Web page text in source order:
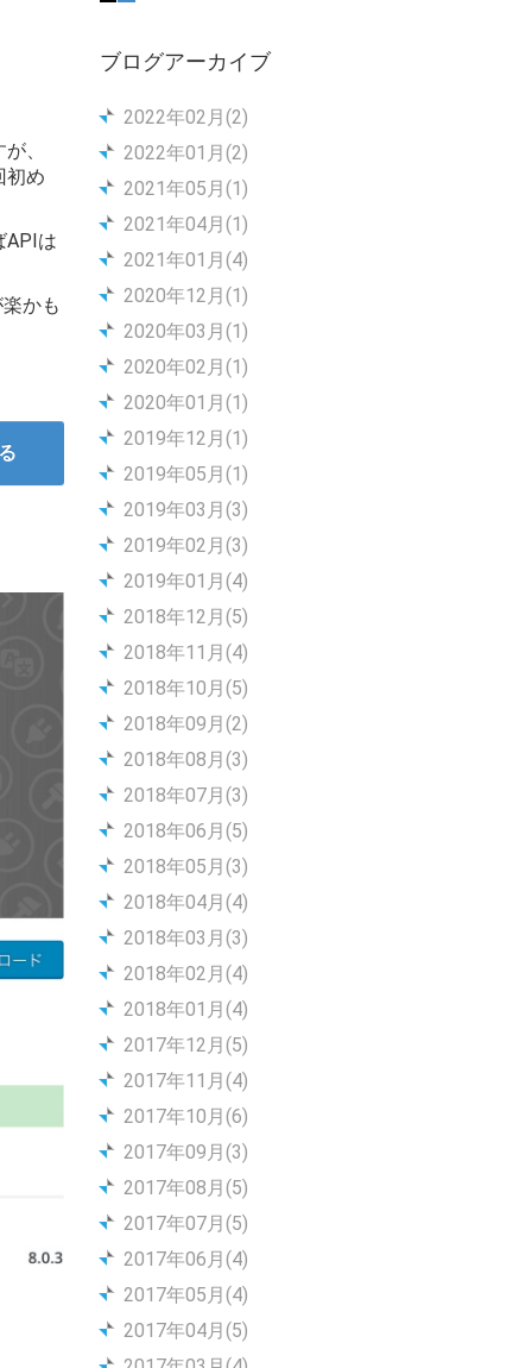
、
初め
APIは
かも
ブログアーカイブ
2022年02月(2)
2022年01月(2)
2021年05月(1)
2021年04月(1)
2021年01月(4)
2020年12月(1)
2020年03月(1)
2020年02月(1)
2020年01月(1)
2019年12月(1)
2019年05月(1)
2019年03月(3)
2019年02月(3)
2019年01月(4)
2018年12月(5)
2018年11月(4)
2018年10月(5)
2018年09月(2)
2018年08月(3)
2018年07月(3)
2018年06月(5)
2018年05月(3)
2018年04月(4)
2018年03月(3)
2018年02月(4)
2018年01月(4)
2017年12月(5)
2017年11月(4)
2017年10月(6)
2017年09月(3)
2017年08月(5)
2017年07月(5)
2017年06月(4)
2017年05月(4)
2017年04月(5)